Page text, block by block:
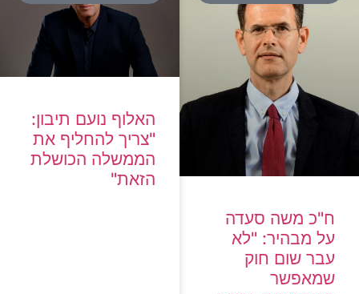
ח"כ משה סעדה
על מבהיר: "לא
עבר שום חוק
שמאפשר
האלוף נועם תיבון:
"צריך להחליף את
הממשלה הכושלת
הזאת"